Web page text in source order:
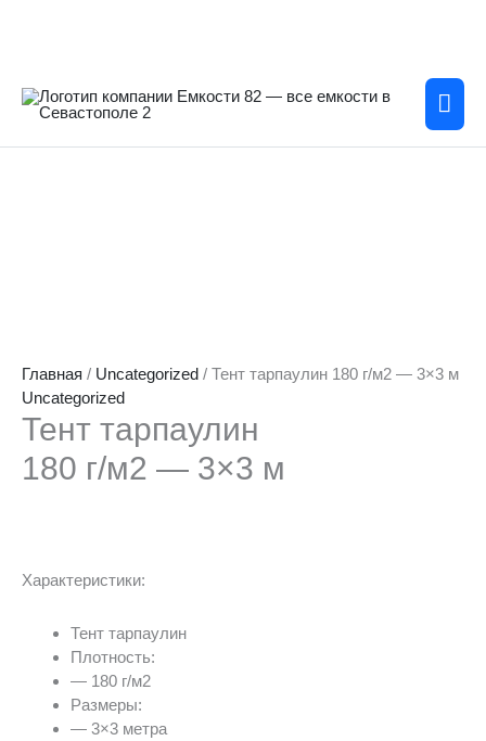
Главная / Uncategorized / Тент тарпаулин 180 г/м2 — 3×3 м
Uncategorized
Тент тарпаулин
180 г/м2 — 3×3 м
Характеристики:
Тент тарпаулин
Плотность:
— 180 г/м2
Размеры:
— 3×3 метра